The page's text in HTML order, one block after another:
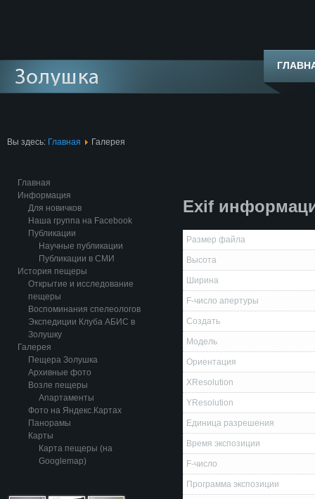
Вы здесь: Главная Галерея
Главная
Информация
Для новичков
Наша группа на Facebook
Публикации
Научные публикации
Публикации в СМИ
История пещеры
Открытие и исследование
пещеры
Воспоминания спелеологов
Экспедиции Клуба АБИС в
Золушку
Галерея
Пещера Золушка
Архивные фото
Возле пещеры
Апартаменты
Фото на Яндекс.Картах
Панорамы
Карты
Карта пещеры (на
Googlemap)
Exif
Размер файла
Высота
Ширина
F-число апертуры
Создать
Модель
Ориентация
XResolution
YResolution
Единица разрешения
Время экспозиции
F-число
Программа экспозиции